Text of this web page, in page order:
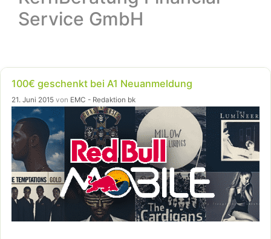
Service GmbH
100€ geschenkt bei A1 Neuanmeldung
21. Juni 2015 von EMC - Redaktion bk